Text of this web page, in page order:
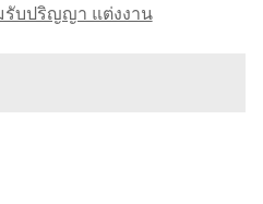
รับปริญญา แต่งงาน